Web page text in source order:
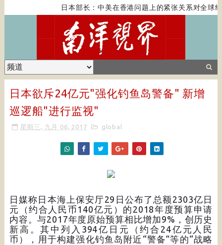
日本部长：中美在香港问题上的紧张关系对全球经
日本欲斥24亿元"强化钓鱼岛警备" 新增
巡逻船"进行监视"
星期三, 九月 06, 2017 global
日媒称日本海上保安厅29日公布了总额2303亿日
元（约合人民币140亿元）的2018年度预算申请
内容。与2017年度原始预算相比增加9%，创历史
新高。其中列入394亿日元（约合24亿元人民
币），用于构建强化钓鱼岛附近“警备”等的“战略